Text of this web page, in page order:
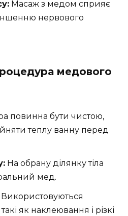
Масаж з медом сприяє
нервового
медового
повинна бути чистою,
теплу ванну перед
На обрану ділянку тіла
мед.
Використовуються
як наклеювання і різкі